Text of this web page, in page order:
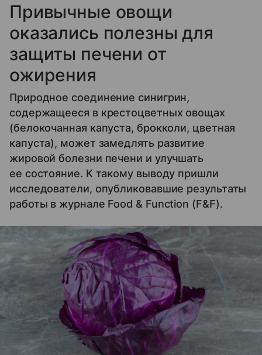
Привычные овощи
оказались полезны для
защиты печени от
ожирения
Природное соединение синигрин,
содержащееся в крестоцветных овощах
(белокочанная капуста, брокколи, цветная
капуста), может замедлять развитие
жировой болезни печени и улучшать
ее состояние. К такому выводу пришли
исследователи, опубликовавшие результаты
работы в журнале Food & Function (F&F).